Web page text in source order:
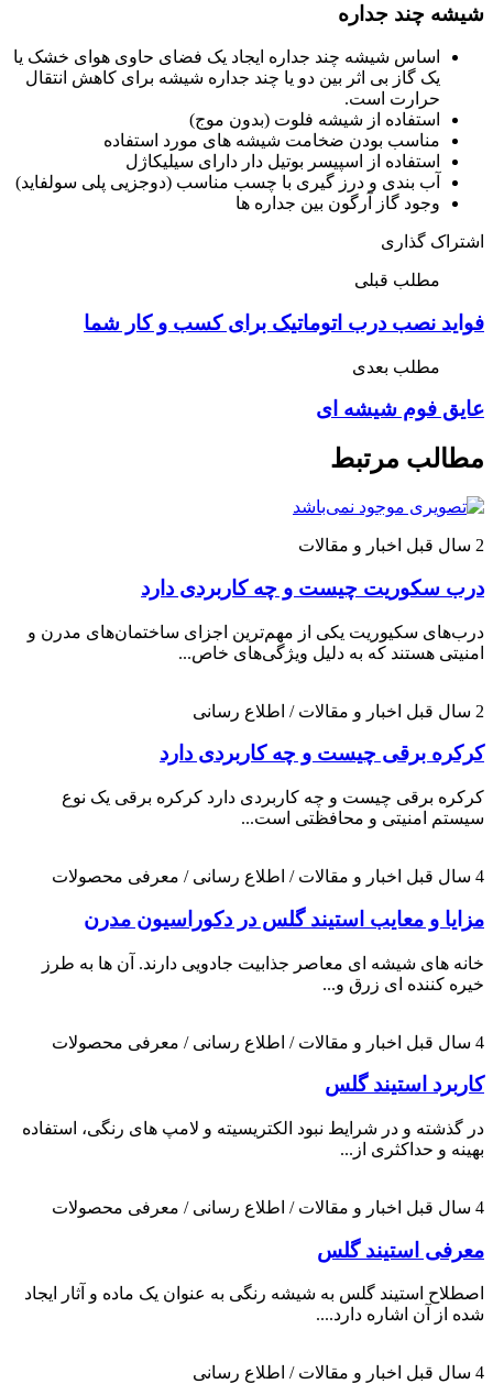
شیشه چند جداره
اساس شیشه چند جداره ایجاد یک فضای حاوی هوای خشک یا
یک گاز بی اثر بین دو یا چند جداره شیشه برای کاهش انتقال
حرارت است.
استفاده از شیشه فلوت (بدون موج)
مناسب بودن ضخامت شیشه های مورد استفاده
استفاده از اسپیسر بوتیل دار دارای سیلیکاژل
آب بندی و درز گیری با چسب مناسب (دوجزیی پلی سولفاید)
وجود گاز آرگون بین جداره ها
اشتراک گذاری
مطلب قبلی
فواید نصب درب اتوماتیک برای کسب و کار شما
مطلب بعدی
عایق فوم شیشه ای
مطالب مرتبط
2 سال قبل اخبار و مقالات
درب سکوریت چیست و چه کاربردی دارد
درب‌های سکیوریت یکی از مهم‌ترین اجزای ساختمان‌های مدرن و
امنیتی هستند که به دلیل ویژگی‌های خاص...
2 سال قبل اخبار و مقالات / اطلاع رسانی
کرکره برقی چیست و چه کاربردی دارد
کرکره برقی چیست و چه کاربردی دارد کرکره برقی یک نوع
سیستم امنیتی و محافظتی است...
4 سال قبل اخبار و مقالات / اطلاع رسانی / معرفی محصولات
مزایا و معایب استیند گلس در دکوراسیون مدرن
خانه های شیشه ای معاصر جذابیت جادویی دارند. آن ها به طرز
خیره کننده ای زرق و...
4 سال قبل اخبار و مقالات / اطلاع رسانی / معرفی محصولات
کاربرد استیند گلس
در گذشته و در شرایط نبود الکتریسیته و لامپ های رنگی، استفاده
بهینه و حداکثری از...
4 سال قبل اخبار و مقالات / اطلاع رسانی / معرفی محصولات
معرفی استیند گلس
اصطلاح استیند گلس به شیشه رنگی به عنوان یک ماده و آثار ایجاد
شده از آن اشاره دارد....
4 سال قبل اخبار و مقالات / اطلاع رسانی